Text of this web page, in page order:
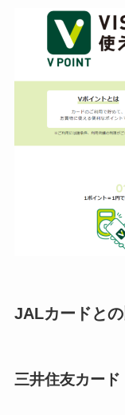
JALカードと
三井住友カード